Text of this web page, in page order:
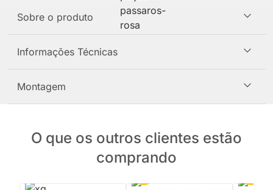
Sobre o produto
Informações Técnicas
Montagem
O que os outros clientes estão
comprando